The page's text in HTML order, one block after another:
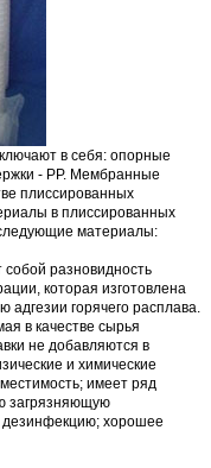
в себя: опорные
- PP. Мембранные
плиссированных
в плиссированных
материалы:
собой разновидность
которая изготовлена
горячего расплава.
в качестве сырья
не добавляются в
и химические
имеет ряд
загрязняющую
дезинфекцию; хорошее